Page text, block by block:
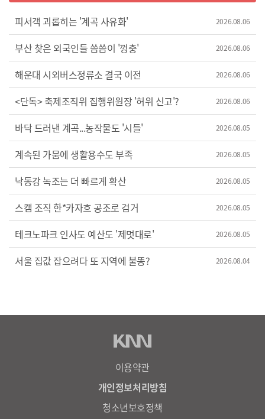
피서객 괴롭히는 '계곡 사유화' 2026.08.06
부산 찾은 외국인들 씀씀이 '껑충' 2026.08.06
해운대 시외버스정류소 결국 이전 2026.08.06
<단독> 축제조직위 집행위원장 '허위 신고'? 2026.08.06
바닥 드러낸 계곡...농작물도 '시들' 2026.08.05
계속된 가뭄에 생활용수도 부족 2026.08.05
낙동강 녹조는 더 빠르게 확산 2026.08.05
스캠 조직 한*카자흐 공조로 검거 2026.08.05
테크노파크 인사도 예산도 '제멋대로' 2026.08.05
서울 집값 잡으려다 또 지역에 불똥? 2026.08.04
이용약관
개인정보처리방침
청소년보호정책